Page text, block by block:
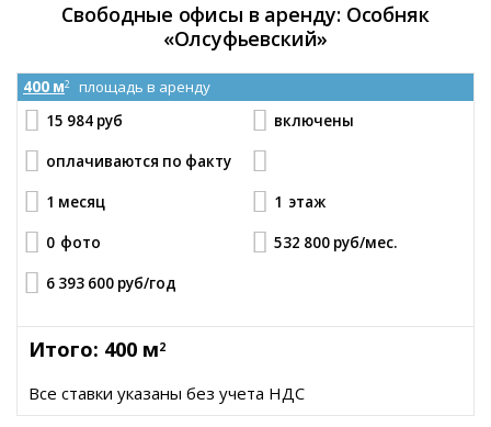
Свободные офисы в аренду: Особняк
«Олсуфьевский»
400 м2
площадь в аренду
15 984 руб
включены
оплачиваются по факту
1 месяц 1 этаж
0 фото 532 800 руб/мес.
6 393 600 руб/год
Итого: 400 м2
Все ставки указаны без учета НДС